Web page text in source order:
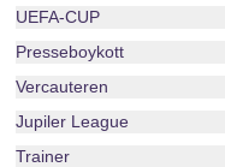
UEFA-CUP
Presseboykott
Vercauteren
Jupiler League
Trainer